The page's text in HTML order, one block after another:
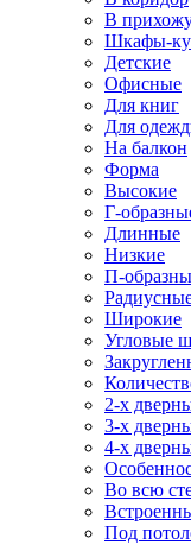
В
Шкафы-
Детские
Офисные
Для книг
Для
На балкон
Форма
Высокие
Г-
Длинные
Низкие
П-
Широкие
Угловые
2-х
3-х
4-х
Во всю
Под